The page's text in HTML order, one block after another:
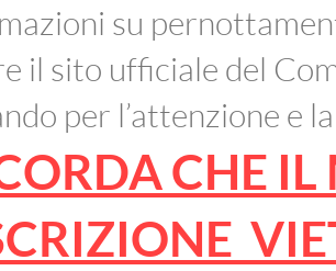
su
il sito ufficiale del
per l’attenzione e
CHE